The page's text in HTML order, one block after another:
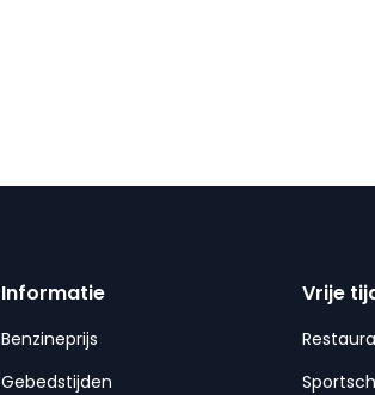
Informatie
Benzineprijs
Gebedstijden
Vrije